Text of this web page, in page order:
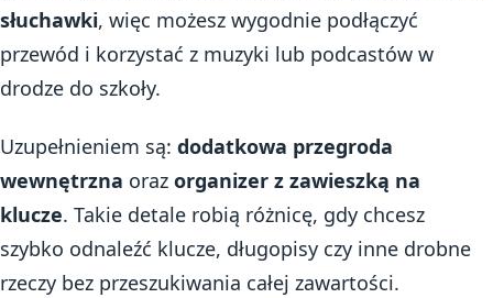
słuchawki, więc możesz wygodnie podłączyć
przewód i korzystać z muzyki lub podcastów w
drodze do szkoły.
Uzupełnieniem są: dodatkowa przegroda
wewnętrzna oraz organizer z zawieszką na
klucze. Takie detale robią różnicę, gdy chcesz
szybko odnaleźć klucze, długopisy czy inne drobne
rzeczy bez przeszukiwania całej zawartości.